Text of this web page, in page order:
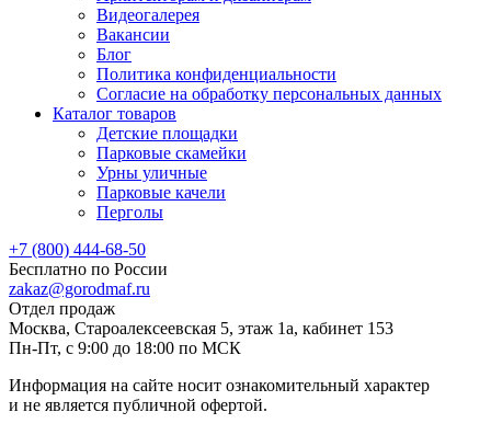
Видеогалерея
Вакансии
Блог
Политика конфиденциальности
Согласие на обработку персональных данных
Каталог товаров
Детские площадки
Парковые скамейки
Урны уличные
Парковые качели
Перголы
+7 (800) 444-68-50
Бесплатно по России
zakaz@gorodmaf.ru
Отдел продаж
Москва, Староалексеевская 5, этаж 1а, кабинет 153
Пн-Пт, с 9:00 до 18:00 по МСК
Информация на сайте носит ознакомительный характер
и не является публичной офертой.